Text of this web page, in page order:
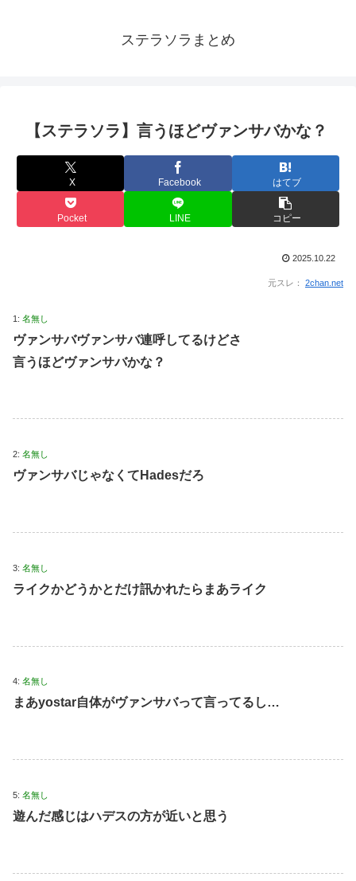
ステラソラまとめ
【ステラソラ】言うほどヴァンサバかな？
X Facebook はてブ
Pocket LINE コピー
2025.10.22
元スレ： 2chan.net
1: 名無し
ヴァンサバヴァンサバ連呼してるけどさ
言うほどヴァンサバかな？
2: 名無し
ヴァンサバじゃなくてHadesだろ
3: 名無し
ライクかどうかとだけ訊かれたらまあライク
4: 名無し
まあyostar自体がヴァンサバって言ってるし…
5: 名無し
遊んだ感じはハデスの方が近いと思う